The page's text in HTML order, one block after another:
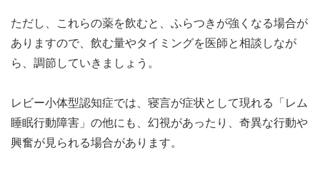
ただし、これらの薬を飲むと、ふらつきが強くなる場合が
ありますので、飲む量やタイミングを医師と相談しなが
ら、調節していきましょう。
レビー小体型認知症では、寝言が症状として現れる「レム
睡眠行動障害」の他にも、幻視があったり、奇異な行動や
興奮が見られる場合があります。